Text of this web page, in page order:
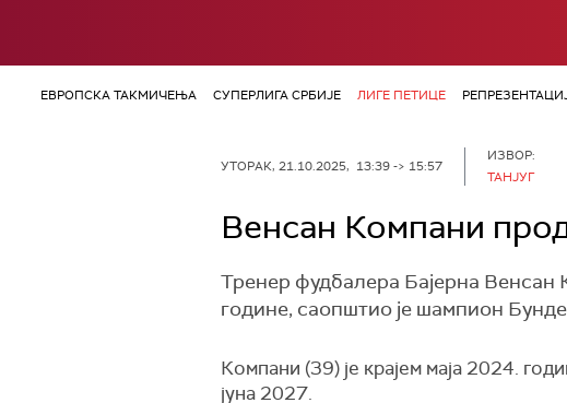
ЕВРОПСКА ТАКМИЧЕЊА СУПЕРЛИГА СРБИЈЕ ЛИГЕ ПЕТИЦЕ
УТОРАК, 21.10.2025, 13:39 -> 15:57
ИЗВОР:
ТАНЈУГ
Венсан Компани
Тренер фудбалера Бајерна Венсан
године, саопштио је шампион
Компани (39) је крајем маја 2024.
јуна 2027.